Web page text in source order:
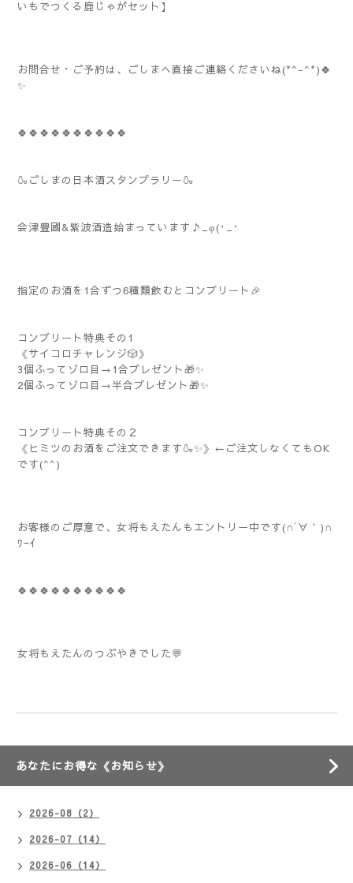
いもでつくる鹿じゃがセット】
お問合せ・ご予約は、ごしまへ直接ご連絡くださいね(*^-^*)🍀
✨️
🍀🍀🍀🍀🍀🍀🍀🍀🍀🍀
🍶ごしまの日本酒スタンプラリー🍶
会津豊國&紫波酒造始まっています♪_φ(･_･
指定のお酒を1合ずつ6種類飲むとコンプリート🎉
コンプリート特典その1
《サイコロチャレンジ🎲》
3個ふってゾロ目→1合プレゼント🎁✨
2個ふってゾロ目→半合プレゼント🎁✨
コンプリート特典その２
《ヒミツのお酒をご注文できます🍶✨》←ご注文しなくてもOK
です(^^)
お客様のご厚意で、女将もえたんもエントリー中です(∩´∀｀)∩
ﾜｰｲ
🍀🍀🍀🍀🍀🍀🍀🍀🍀🍀
女将もえたんのつぶやきでした💬
あなたにお得な《お知らせ》
2026-08（2）
2026-07（14）
2026-06（14）